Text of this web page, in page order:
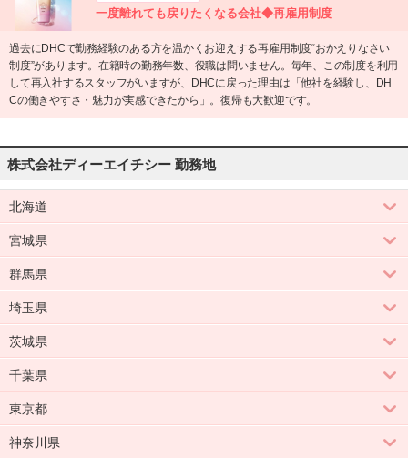
一度離れても戻りたくなる会社◆再雇用制度
過去にDHCで勤務経験のある方を温かくお迎えする再雇用制度“おかえりなさい
制度”があります。在籍時の勤務年数、役職は問いません。毎年、この制度を利用
して再入社するスタッフがいますが、DHCに戻った理由は「他社を経験し、DH
Cの働きやすさ・魅力が実感できたから」。復帰も大歓迎です。
株式会社ディーエイチシー 勤務地
北海道
宮城県
群馬県
埼玉県
茨城県
千葉県
東京都
神奈川県